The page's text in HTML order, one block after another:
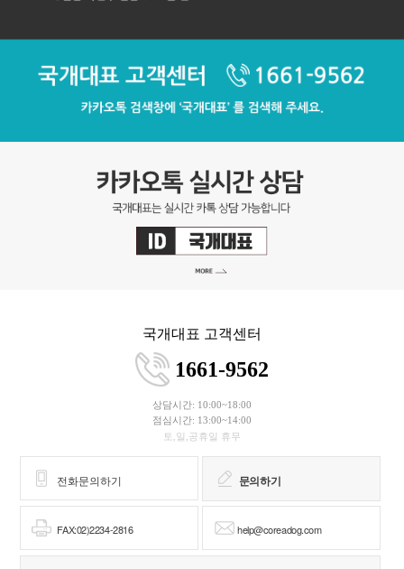
국개대표 고객센터
1661-9562
상담시간: 10:00~18:00
점심시간: 13:00~14:00
토,일,공휴일 휴무
전화문의하기 문의하기
FAX:02)2234-2816 help@coreadog.com